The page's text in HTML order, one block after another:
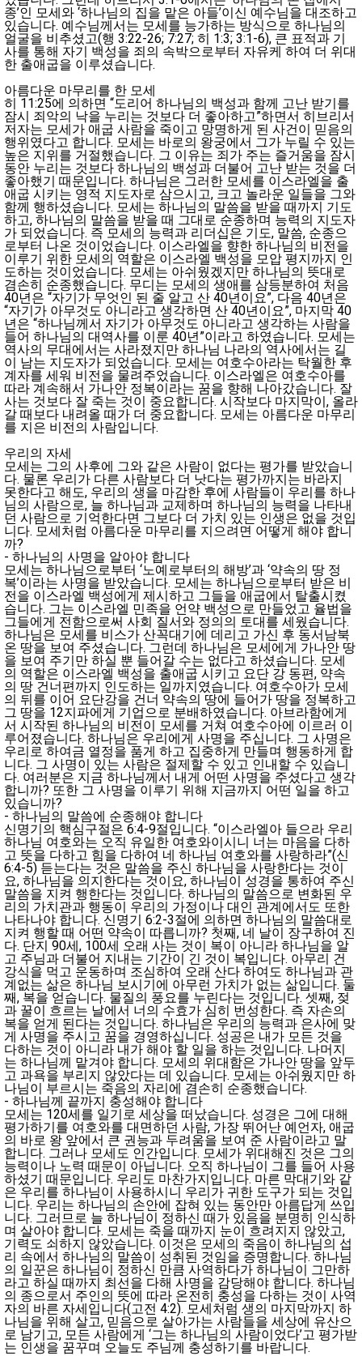
종’인 모세와 ‘하나님의 집을 맡은 아들’이신 예수님을 대조하고
있습니다. 예수님께서는 모세를 능가하는 방식으로 하나님의
얼굴을 비추셨고(행 3:22-26; 7:27; 히 1:3; 3:1-6), 큰 표적과 기
사를 통해 자기 백성을 죄의 속박으로부터 자유케 하여 더 위대
한 출애굽을 이루셨습니다.
아름다운 마무리를 한 모세
히 11:25에 의하면 “도리어 하나님의 백성과 함께 고난 받기를
잠시 죄악의 낙을 누리는 것보다 더 좋아하고”하면서 히브리서
저자는 모세가 애굽 사람을 죽이고 망명하게 된 사건이 믿음의
행위였다고 합니다. 모세는 바로의 왕궁에서 그가 누릴 수 있는
높은 지위를 거절했습니다. 그 이유는 죄가 주는 즐거움을 잠시
동안 누리는 것보다 하나님의 백성과 더불어 고난 받는 것을 더
좋아했기 때문입니다. 하나님은 그러한 모세를 이스라엘을 출
애굽 시키는 영적 지도자로 삼으시고, 크고 놀라운 일들을 그와
함께 행하셨습니다. 모세는 하나님의 말씀을 받을 때까지 기도
하고, 하나님의 말씀을 받을 때 그대로 순종하며 능력의 지도자
가 되었습니다. 즉 모세의 능력과 리더십은 기도, 말씀, 순종으
로부터 나온 것이었습니다. 이스라엘을 향한 하나님의 비전을
이루기 위한 모세의 역할은 이스라엘 백성을 모압 평지까지 인
도하는 것이었습니다. 모세는 아쉬웠겠지만 하나님의 뜻대로
겸손히 순종했습니다. 무디는 모세의 생애를 삼등분하여 처음
40년은 “자기가 무엇인 된 줄 알고 산 40년이요”, 다음 40년은
“자기가 아무것도 아니라고 생각하면 산 40년이요”, 마지막 40
년은 “하나님께서 자기가 아무것도 아니라고 생각하는 사람을
들어 하나님의 대역사를 이룬 40년”이라고 하였습니다. 모세는
역사의 무대에서는 사라졌지만 하나님 나라의 역사에서는 길
이 남는 지도자가 되었습니다. 모세는 여호수아라는 탁월한 후
계자를 세워 비전을 물려주었습니다. 이스라엘은 여호수아를
따라 계속해서 가나안 정복이라는 꿈을 향해 나아갔습니다. 잘
사는 것보다 잘 죽는 것이 중요합니다. 시작보다 마지막이, 올라
갈 때보다 내려올 때가 더 중요합니다. 모세는 아름다운 마무리
를 지은 비전의 사람입니다.
우리의 자세
모세는 그의 사후에 그와 같은 사람이 없다는 평가를 받았습니
다. 물론 우리가 다른 사람보다 더 낫다는 평가까지는 바라지
못한다고 해도, 우리의 생을 마감한 후에 사람들이 우리를 하나
님의 사람으로, 늘 하나님과 교제하며 하나님의 능력을 나타내
던 사람으로 기억한다면 그보다 더 가치 있는 인생은 없을 것입
니다. 모세처럼 아름다운 마무리를 지으려면 어떻게 해야 합니
까?
- 하나님의 사명을 알아야 합니다
모세는 하나님으로부터 ‘노예로부터의 해방’과 ‘약속의 땅 정
복’이라는 사명을 받았습니다. 모세는 하나님으로부터 받은 비
전을 이스라엘 백성에게 제시하고 그들을 애굽에서 탈출시켰
습니다. 그는 이스라엘 민족을 언약 백성으로 만들었고 율법을
그들에게 전함으로써 사회 질서와 정의의 토대를 세웠습니다.
하나님은 모세를 비스가 산꼭대기에 데리고 가신 후 동서남북
온 땅을 보여 주셨습니다. 그런데 하나님은 모세에게 가나안 땅
을 보여 주기만 하실 뿐 들어갈 수는 없다고 하셨습니다. 모세
의 역할은 이스라엘 백성을 출애굽 시키고 요단 강 동편, 약속
의 땅 건너편까지 인도하는 일까지였습니다. 여호수아가 모세
의 뒤를 이어 요단강을 건너 약속의 땅에 들어가 땅을 정복하고
그 땅을 12지파에게 기업으로 분배하였습니다. 아브라함에게
서 시작된 하나님의 비전이 모세를 거쳐 여호수아에 이르러 이
루어졌습니다. 하나님은 우리에게 사명을 주십니다. 그 사명은
우리로 하여금 열정을 품게 하고 집중하게 만들며 행동하게 합
니다. 그 사명이 있는 사람은 절제할 수 있고 인내할 수 있습니
다. 여러분은 지금 하나님께서 내게 어떤 사명을 주셨다고 생각
합니까? 또한 그 사명을 이루기 위해 지금까지 어떤 일을 하고
있습니까?
- 하나님의 말씀에 순종해야 합니다
신명기의 핵심구절은 6:4-9절입니다. “이스라엘아 들으라 우리
하나님 여호와는 오직 유일한 여호와이시니 너는 마음을 다하
고 뜻을 다하고 힘을 다하여 네 하나님 여호와를 사랑하라”(신
6:4-5) 듣는다는 것은 말씀을 주신 하나님을 사랑한다는 것이
요, 하나님을 의지한다는 것이요, 하나님이 성경을 통하여 주신
말씀을 지켜 행한다는 것입니다. 하나님의 말씀으로 변화된 우
리의 가치관과 행동이 우리의 가정이나 대인 관계에서도 또한
나타나야 합니다. 신명기 6:2-3절에 의하면 하나님의 말씀대로
지켜 행할 때 어떤 약속이 따릅니까? 첫째, 네 날이 장구하여 진
다. 단지 90세, 100세 오래 사는 것이 복이 아니라 하나님을 알
고 주님과 더불어 지내는 기간이 긴 것이 복입니다. 아무리 건
강식을 먹고 운동하며 조심하여 오래 산다 하여도 하나님과 관
계없는 삶은 하나님 보시기에 아무런 가치가 없는 삶입니다. 둘
째, 복을 얻습니다. 물질의 풍요를 누린다는 것입니다. 셋째, 젖
과 꿀이 흐르는 날에서 너의 수효가 심히 번성한다. 즉 자손의
복을 얻게 된다는 것입니다. 하나님은 우리의 능력과 은사에 맞
게 사명을 주시고 꿈을 경영하십니다. 성공은 내가 모든 것을
다하는 것이 아니라 내가 해야 할 일을 하는 것입니다. 나머지
는 하나님께 맡겨야 합니다. 모세의 위대함은 가나안 땅을 앞두
고 과욕을 부리지 않았다는 데 있습니다. 모세는 아쉬웠지만 하
나님이 부르시는 죽음의 자리에 겸손히 순종했습니다.
- 하나님께 끝까지 충성해야 합니다
모세는 120세를 일기로 세상을 떠났습니다. 성경은 그에 대해
평가하기를 여호와를 대면하던 사람, 가장 뛰어난 예언자, 애굽
의 바로 왕 앞에서 큰 권능과 두려움을 보여 준 사람이라고 말
합니다. 그러나 모세도 인간입니다. 모세가 위대해진 것은 그의
능력이나 노력 때문이 아닙니다. 오직 하나님이 그를 들어 사용
하셨기 때문입니다. 우리도 마찬가지입니다. 마른 막대기와 같
은 우리를 하나님이 사용하시니 우리가 귀한 도구가 되는 것입
니다. 우리는 하나님의 손안에 잡혀 있는 동안만 아름답게 쓰입
니다. 그러므로 늘 하나님이 정하신 때가 있음을 분명히 인식하
며 살아야 합니다. 모세는 죽을 때까지 눈이 흐려지지 않았고,
기력도 쇠하지 않았습니다. 이것은 모세의 죽음이 하나님의 섭
리 속에서 하나님의 말씀이 성취된 것임을 증명합니다. 하나님
의 일꾼은 하나님이 정하신 만큼 사역하다가 하나님이 그만하
라고 하실 때까지 최선을 다해 사명을 감당해야 합니다. 하나님
의 종으로서 주인의 뜻에 따라 온전히 충성을 다하는 것이 사역
자의 바른 자세입니다(고전 4:2). 모세처럼 생의 마지막까지 하
나님을 위해 살고, 믿음으로 살아가는 사람들을 세상에 유산으
로 남기고, 모든 사람에게 ‘그는 하나님의 사람이었다’고 평가받
는 인생을 꿈꾸며 오늘도 주님께 충성하기를 바랍니다.